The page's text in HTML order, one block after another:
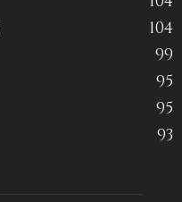
104
99
95
95
93